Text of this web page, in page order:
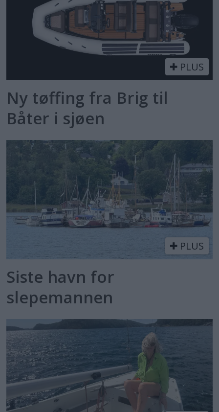
PLUS
Ny tøffing fra Brig til
Båter i sjøen
PLUS
Siste havn for
slepemannen